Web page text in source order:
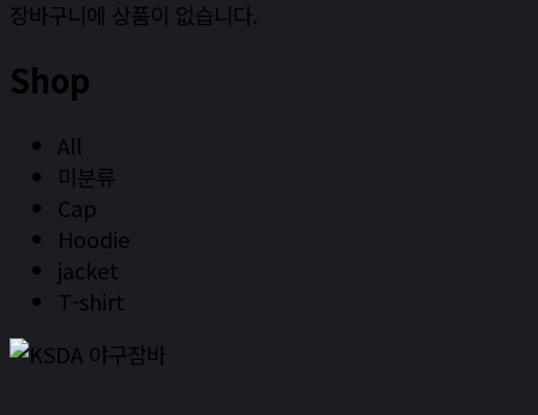
장바구니에 상품이 없습니다.
Shop
All
미분류
Cap
Hoodie
jacket
T-shirt